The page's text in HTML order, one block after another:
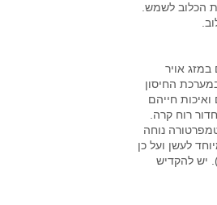
הכלוב לשמש.
אויר
החיסון
חייהם
רוח קרה.
נוחה
לעשן ועל כן
יש להקדיש